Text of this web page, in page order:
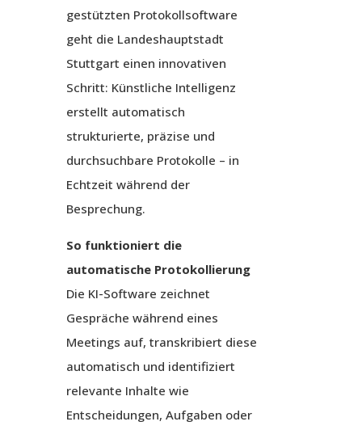
gestützten Protokollsoftware
geht die Landeshauptstadt
Stuttgart einen innovativen
Schritt: Künstliche Intelligenz
erstellt automatisch
strukturierte, präzise und
durchsuchbare Protokolle – in
Echtzeit während der
Besprechung.
So funktioniert die
automatische Protokollierung
Die KI-Software zeichnet
Gespräche während eines
Meetings auf, transkribiert diese
automatisch und identifiziert
relevante Inhalte wie
Entscheidungen, Aufgaben oder